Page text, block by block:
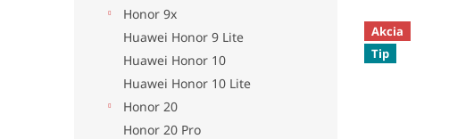
Honor 9x
Huawei Honor 9 Lite
Huawei Honor 10
Huawei Honor 10 Lite
Honor 20
Honor 20 Pro
Akcia
Tip